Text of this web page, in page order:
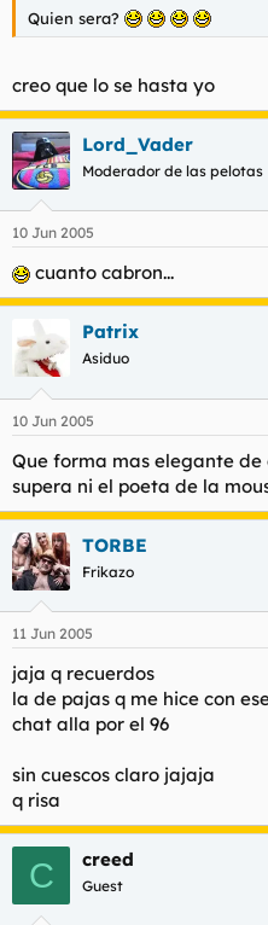
Quien sera?
creo que lo se hasta yo
Lord_Vader
Moderador de las pelotas
10 Jun 2005
cuanto cabron...
Patrix
Asiduo
10 Jun 2005
Que forma mas elegante de
supera ni el poeta de la
TORBE
Frikazo
11 Jun 2005
jaja q recuerdos
la de pajas q me hice con
chat alla por el 96
sin cuescos claro jajaja
q risa
C creed
Guest